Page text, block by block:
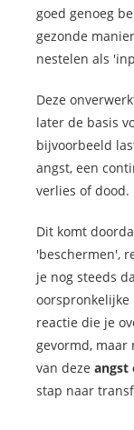
goed genoeg
gezonde
nestelen als
Deze
later de basis
bijvoorbeeld
angst, een
verlies of dood.
Dit komt
'beschermen',
je nog steeds
oorspronkelijke
reactie die je
gevormd, maar
van deze angst
stap naar